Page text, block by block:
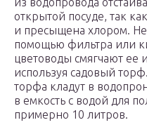
открытой посуде, так
и пресыщена хлором.
помощью фильтра или
цветоводы смягчают ее
используя садовый
торфа кладут в
в емкость с водой для
примерно 10 литров.